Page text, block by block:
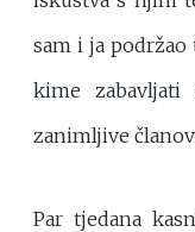
sam i ja
kime
zanimljive
Par tjedana